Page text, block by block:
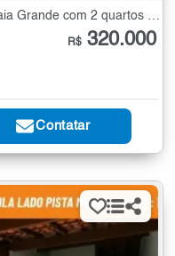
Casa Térrea à Venda no Jardim Praia Grande com 2 quartos - 150 m²
R$ 320.000
Contatar